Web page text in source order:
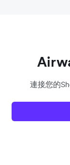
連接您的